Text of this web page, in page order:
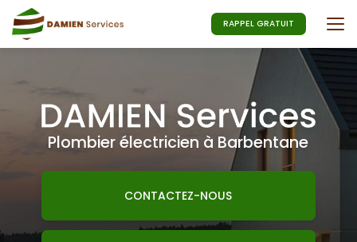
au
contenu
principal
RAPPEL GRATUIT
Plombier électricien à Barbentane
CONTACTEZ-NOUS